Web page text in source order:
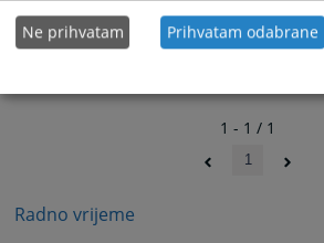
Radno vrijeme
1 - 1 / 1
1
Ne prihvatam Prihvatam odabrane